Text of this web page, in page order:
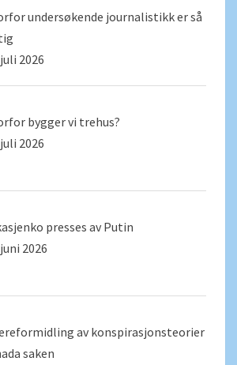
undersøkende journalistikk er så
2026
bygger vi trehus?
2026
presses av Putin
2026
av konspirasjonsteorier
saken